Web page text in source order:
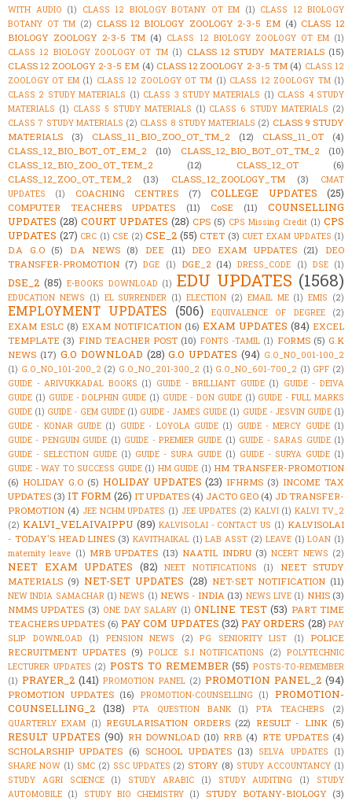
WITH AUDIO (1) CLASS 12 BIOLOGY BOTANY OT EM (1) CLASS 12 BIOLOGY
BOTANY OT TM (2) CLASS 12 BIOLOGY ZOOLOGY 2-3-5 EM (4) CLASS 12
BIOLOGY ZOOLOGY 2-3-5 TM (4) CLASS 12 BIOLOGY ZOOLOGY OT EM (1)
CLASS 12 BIOLOGY ZOOLOGY OT TM (1) CLASS 12 STUDY MATERIALS (15)
CLASS 12 ZOOLOGY 2-3-5 EM (4) CLASS 12 ZOOLOGY 2-3-5 TM (4) CLASS 12
ZOOLOGY OT EM (1) CLASS 12 ZOOLOGY OT TM (1) CLASS 12 ZOOLOGY TM (1)
CLASS 2 STUDY MATERIALS (1) CLASS 3 STUDY MATERIALS (1) CLASS 4 STUDY
MATERIALS (1) CLASS 5 STUDY MATERIALS (1) CLASS 6 STUDY MATERIALS (2)
CLASS 7 STUDY MATERIALS (2) CLASS 8 STUDY MATERIALS (2) CLASS 9 STUDY
MATERIALS
(3) CLASS_11_BIO_ZOO_OT_TM_2 (12) CLASS_11_OT
(4)
CLASS_12_BIO_BOT_OT_EM_2
(10) CLASS_12_BIO_BOT_OT_TM_2
(10)
CLASS_12_BIO_ZOO_OT_TEM_2
(12) CLASS_12_OT
(6)
CLASS_12_ZOO_OT_TEM_2
(13) CLASS_12_ZOOLOGY_TM (3)
CMAT
UPDATES
(1) COACHING CENTRES (7) COLLEGE UPDATES (25)
COMPUTER TEACHERS UPDATES (11) CoSE (11)
COUNSELLING
UPDATES (28) COURT UPDATES (28) CPS (5) CPS Missing Credit (1) CPS
UPDATES (27) CRC (1) CSE (2) CSE_2 (55) CTET (3) CUET EXAM UPDATES (1)
D.A G.O (5) D.A NEWS (8) DEE (11) DEO EXAM UPDATES (21)
DEO
TRANSFER-PROMOTION (7) DGE (1) DGE_2 (14) DRESS_CODE (1) DSE (1)
DSE_2 (85) E-BOOKS DOWNLOAD (1) EDU UPDATES (1568)
EDUCATION NEWS (1) EL SURRENDER (1) ELECTION (2) EMAIL ME (1) EMIS (2)
EMPLOYMENT UPDATES (506) EQUIVALENCE OF DEGREE (2)
EXAM ESLC (8) EXAM NOTIFICATION (16) EXAM UPDATES (84) EXCEL
TEMPLATE (3) FIND TEACHER POST (10) FONTS -TAMIL (1) FORMS (5) G.K
NEWS (17) G.O DOWNLOAD (28) G.O UPDATES (94) G.O_NO_001-100_2
(1) G.O_NO_101-200_2 (2) G.O_NO_201-300_2 (1) G.O_NO_601-700_2 (1) GPF (2)
GUIDE - ARIVUKKADAL BOOKS (1) GUIDE - BRILLIANT GUIDE (1) GUIDE - DEIVA
GUIDE (1) GUIDE - DOLPHIN GUIDE (1) GUIDE - DON GUIDE (1) GUIDE - FULL MARKS
GUIDE (1) GUIDE - GEM GUIDE (1) GUIDE - JAMES GUIDE (1) GUIDE - JESVIN GUIDE (1)
GUIDE - KONAR GUIDE (1) GUIDE - LOYOLA GUIDE (1) GUIDE - MERCY GUIDE (1)
GUIDE - PENGUIN GUIDE (1) GUIDE - PREMIER GUIDE (1) GUIDE - SARAS GUIDE (1)
GUIDE - SELECTION GUIDE (1) GUIDE - SURA GUIDE (1) GUIDE - SURYA GUIDE (1)
GUIDE - WAY TO SUCCESS GUIDE (1) HM GUIDE (1) HM TRANSFER-PROMOTION
(6) HOLIDAY G.O (5) HOLIDAY UPDATES (23) IFHRMS (3) INCOME TAX
UPDATES (3) IT FORM (26) IT UPDATES (4) JACTO GEO (4) JD TRANSFER-
PROMOTION (4) JEE NCHM UPDATES (1) JEE UPDATES (2) KALVI (1) KALVI TV_2
(2) KALVI_VELAIVAIPPU (89) KALVISOLAI - CONTACT US (1) KALVISOLAI
- TODAY'S HEAD LINES (3) KAVITHAIKAL (1) LAB ASST (2) LEAVE (1) LOAN (1)
maternity leave (1) MRB UPDATES (13) NAATIL INDRU (3) NCERT NEWS (2)
NEET EXAM UPDATES (82) NEET NOTIFICATIONS (1)
NEET STUDY
MATERIALS (9) NET-SET UPDATES (28) NET-SET NOTIFICATION (11)
NEW INDIA SAMACHAR (1) NEWS (1) NEWS - INDIA (13) NEWS LIVE (1) NHIS (3)
NMMS UPDATES (3) ONE DAY SALARY (1) ONLINE TEST (53) PART TIME
TEACHERS UPDATES (6) PAY COM UPDATES (32) PAY ORDERS (28) PAY
SLIP DOWNLOAD
(1) PENSION NEWS (2) PG SENIORITY LIST (1)
POLICE
RECRUITMENT UPDATES (9) POLICE S.I NOTIFICATIONS (2) POLYTECHNIC
LECTURER UPDATES (2) POSTS TO REMEMBER (55) POSTS-TO-REMEMBER
(1) PRAYER_2 (141) PROMOTION PANEL (2) PROMOTION PANEL_2 (94)
PROMOTION UPDATES (16) PROMOTION-COUNSELLING (1)
PROMOTION-
COUNSELLING_2 (138) PTA QUESTION BANK (1) PTA TEACHERS
(2)
QUARTERLY EXAM (1) REGULARISATION ORDERS (22) RESULT - LINK (5)
RESULT UPDATES (90) RH DOWNLOAD (10) RRB (4) RTE UPDATES (4)
SCHOLARSHIP UPDATES (6) SCHOOL UPDATES (13) SELVA UPDATES
(1)
SHARE NOW (1) SMC (2) SSC UPDATES (2) STORY (8) STUDY ACCOUNTANCY (1)
STUDY AGRI SCIENCE
(1) STUDY ARABIC (1) STUDY AUDITING (1)
STUDY
AUTOMOBILE (1) STUDY BIO CHEMISTRY (1) STUDY BOTANY-BIOLOGY (3)